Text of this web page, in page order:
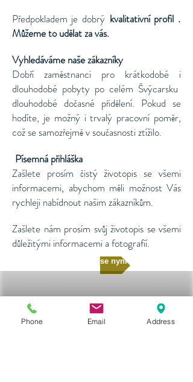
Předpokladem je dobrý kvalitativní profil.
Můžeme to udělat za vás.
Vyhledáváme naše zákazníky
Dobří zaměstnanci pro krátkodobé i
dlouhodobé pobyty po celém Švýcarsku
dlouhodobé dočasné přidělení. Pokud se
hodíte, je možný i trvalý pracovní poměr,
což se samozřejmě v současnosti ztížilo.
Písemná přihláška
Zašlete prosím čistý životopis se všemi
informacemi, abychom měli možnost Vás
rychleji nabídnout našim zákazníkům.
Zašlete nám prosím svůj životopis se všemi
důležitými informacemi a fotografií.
Přihlásit se nyní
Phone Email Address